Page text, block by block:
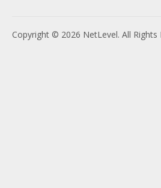
Copyright © 2026 NetLevel. All Rights